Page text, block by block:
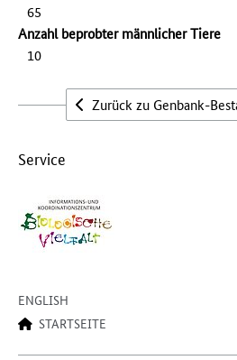
65
Anzahl beprobter männlicher Tiere
10
Zurück zu Genbank-
Service
ENGLISH
STARTSEITE